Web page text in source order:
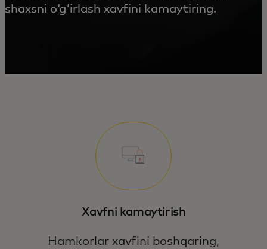
shaxsni o‘g‘irlash xavfini kamaytiring.
Xavfni kamaytirish
Hamkorlar xavfini boshqaring,